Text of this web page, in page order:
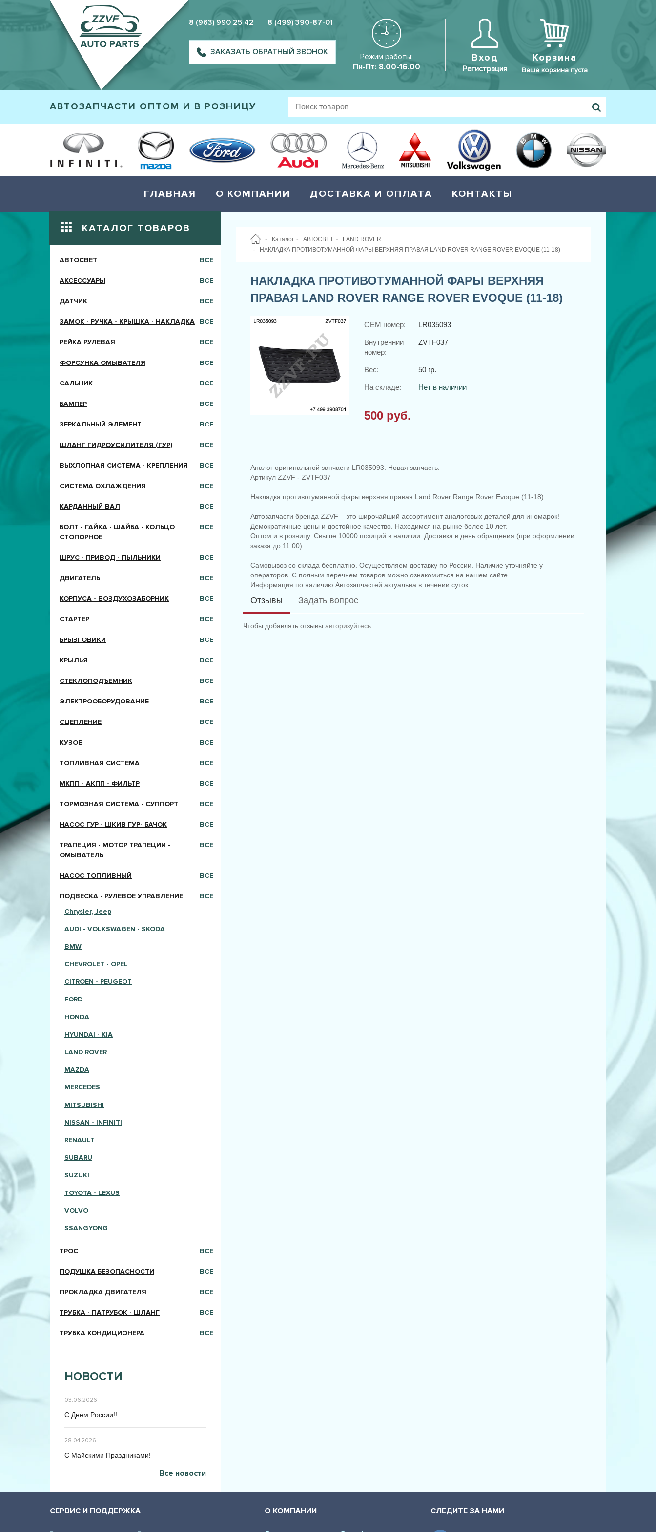
8 (963) 990 25 42 8 (499) 390-87-01
ЗАКАЗАТЬ ОБРАТНЫЙ ЗВОНОК
Режим работы:
Пн-Пт: 8.00-16.00
Вход
Регистрация
Корзина
Ваша корзина пуста
АВТОЗАПЧАСТИ ОПТОМ И В РОЗНИЦУ
ГЛАВНАЯ О КОМПАНИИ ДОСТАВКА И ОПЛАТА КОНТАКТЫ
КАТАЛОГ ТОВАРОВ
ВСЕ
АВТОСВЕТ
ВСЕ
АКСЕССУАРЫ
ВСЕ
ДАТЧИК
ВСЕ
ЗАМОК - РУЧКА - КРЫШКА - НАКЛАДКА
ВСЕ
РЕЙКА РУЛЕВАЯ
ВСЕ
ФОРСУНКА ОМЫВАТЕЛЯ
ВСЕ
САЛЬНИК
ВСЕ
БАМПЕР
ВСЕ
ЗЕРКАЛЬНЫЙ ЭЛЕМЕНТ
ВСЕ
ШЛАНГ ГИДРОУСИЛИТЕЛЯ (ГУР)
ВСЕ
ВЫХЛОПНАЯ СИСТЕМА - КРЕПЛЕНИЯ
ВСЕ
СИСТЕМА ОХЛАЖДЕНИЯ
ВСЕ
КАРДАННЫЙ ВАЛ
ВСЕ
БОЛТ - ГАЙКА - ШАЙБА - КОЛЬЦО
СТОПОРНОЕ
ВСЕ
ШРУС - ПРИВОД - ПЫЛЬНИКИ
ВСЕ
ДВИГАТЕЛЬ
ВСЕ
КОРПУСА - ВОЗДУХОЗАБОРНИК
ВСЕ
СТАРТЕР
ВСЕ
БРЫЗГОВИКИ
ВСЕ
КРЫЛЬЯ
ВСЕ
СТЕКЛОПОДЪЕМНИК
ВСЕ
ЭЛЕКТРООБОРУДОВАНИЕ
ВСЕ
СЦЕПЛЕНИЕ
ВСЕ
КУЗОВ
ВСЕ
ТОПЛИВНАЯ СИСТЕМА
ВСЕ
МКПП - АКПП - ФИЛЬТР
ВСЕ
ТОРМОЗНАЯ СИСТЕМА - СУППОРТ
ВСЕ
НАСОС ГУР - ШКИВ ГУР- БАЧОК
ВСЕ
ТРАПЕЦИЯ - МОТОР ТРАПЕЦИИ -
ОМЫВАТЕЛЬ
ВСЕ
НАСОС ТОПЛИВНЫЙ
ВСЕ
ПОДВЕСКА - РУЛЕВОЕ УПРАВЛЕНИЕ
Chrysler, Jeep
AUDI - VOLKSWAGEN - SKODA
BMW
CHEVROLET - OPEL
CITROEN - PEUGEOT
FORD
HONDA
HYUNDAI - KIA
LAND ROVER
MAZDA
MERCEDES
MITSUBISHI
NISSAN - INFINITI
RENAULT
SUBARU
SUZUKI
TOYOTA - LEXUS
VOLVO
SSANGYONG
ВСЕ
ТРОС
ВСЕ
ПОДУШКА БЕЗОПАСНОСТИ
ВСЕ
ПРОКЛАДКА ДВИГАТЕЛЯ
ВСЕ
ТРУБКА - ПАТРУБОК - ШЛАНГ
ВСЕ
ТРУБКА КОНДИЦИОНЕРА
НОВОСТИ
03.06.2026
C Днём Poccии!!
28.04.2026
C Maйcкими Праздниками!
Все новости
Каталог АВТОСВЕТ
LAND ROVER
НАКЛАДКА ПРОТИВОТУМАННОЙ ФАРЫ ВЕРХНЯЯ ПРАВАЯ LAND ROVER RANGE ROVER EVOQUE (11-18)
НАКЛАДКА ПРОТИВОТУМАННОЙ ФАРЫ ВЕРХНЯЯ
ПРАВАЯ LAND ROVER RANGE ROVER EVOQUE (11-18)
OEM номер: LR035093
Внутренний
номер:
ZVTF037
Вес: 50 гр.
На складе: Нет в наличии
500 руб.
Аналог оригинальной запчасти LR035093. Новая запчасть.
Артикул ZZVF - ZVTF037
Накладка противотуманной фары верхняя правая Land Rover Range Rover Evoque (11-18)
Автозапчасти бренда ZZVF – это широчайший ассортимент аналоговых деталей для иномарок!
Демократичные цены и достойное качество. Находимся на рынке более 10 лет.
Оптом и в розницу. Свыше 10000 позиций в наличии. Доставка в день обращения (при оформлении
заказа до 11:00).
Самовывоз со склада бесплатно. Осуществляем доставку по России. Наличие уточняйте у
операторов. С полным перечнем товаров можно ознакомиться на нашем сайте.
Информация по наличию Автозапчастей актуальна в течении суток.
Отзывы Задать вопрос
Чтобы добавлять отзывы авторизуйтесь
СЕРВИС И ПОДДЕРЖКА О КОМПАНИИ СЛЕДИТЕ ЗА НАМИ